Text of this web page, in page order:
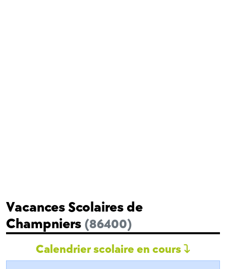
Vacances Scolaires de
Champniers (86400)
Calendrier scolaire en cours